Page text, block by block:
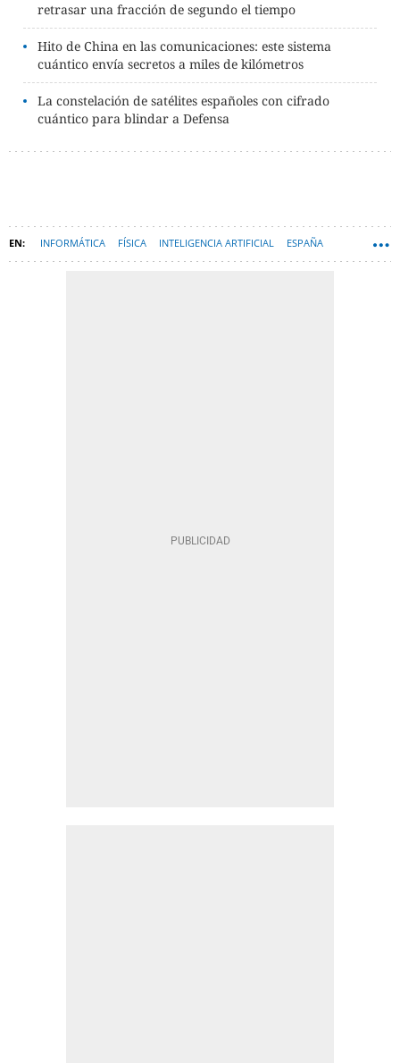
retrasar una fracción de segundo el tiempo
Hito de China en las comunicaciones: este sistema
cuántico envía secretos a miles de kilómetros
La constelación de satélites españoles con cifrado
cuántico para blindar a Defensa
INFORMÁTICA FÍSICA INTELIGENCIA ARTIFICIAL ESPAÑA